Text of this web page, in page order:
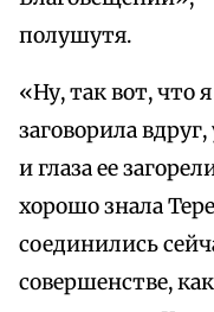
полушутя.
«Ну, так вот, что
заговорила
и глаза ее
хорошо знала
соединились
совершенстве,